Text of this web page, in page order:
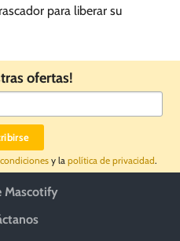
para liberar su
ofertas!
y la política de privacidad.
Mascotify